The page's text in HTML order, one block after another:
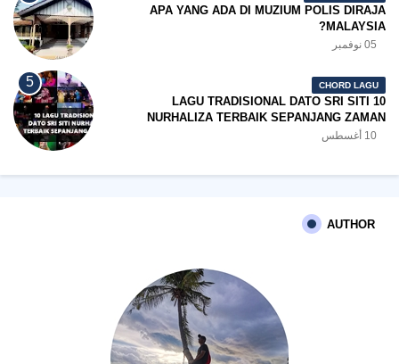
APA YANG ADA DI MUZIUM POLIS DIRAJA
MALAYSIA?
05 نوفمبر
CHORD LAGU
10 LAGU TRADISIONAL DATO SRI SITI
NURHALIZA TERBAIK SEPANJANG ZAMAN
10 أغسطس
AUTHOR